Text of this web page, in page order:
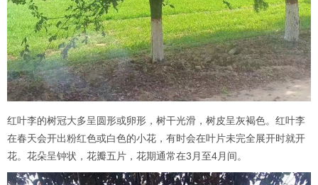
红叶李的树冠大多呈圆形或卵形，树干光滑，树皮呈灰褐色。红叶李
在春天会开出粉红色或白色的小花，有时会在叶片未完全展开时就开
花。花朵呈钟状，花瓣五片，花期通常在3月至4月间。